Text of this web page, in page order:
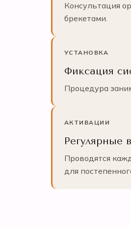
Консультация
брекетами.
УСТАНОВКА
Фиксация
Процедура
АКТИВАЦИИ
Регулярные
Проводятся
для